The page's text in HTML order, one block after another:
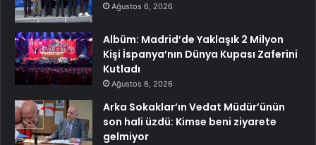
Ağustos 6, 2026
Albüm: Madrid’de Yaklaşık 2 Milyon
Kişi İspanya’nın Dünya Kupası Zaferini
Kutladı
Ağustos 6, 2026
Arka Sokaklar’ın Vedat Müdür’ünün
son hali üzdü: Kimse beni ziyarete
gelmiyor